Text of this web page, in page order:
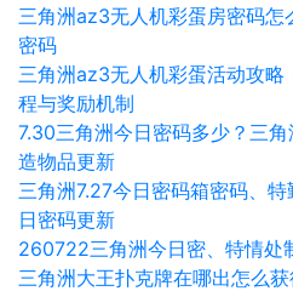
三角洲az3无人机彩蛋房密码怎
密码
三角洲az3无人机彩蛋活动攻略
程与奖励机制
7.30三角洲今日密码多少？三
造物品更新
三角洲7.27今日密码箱密码、
日密码更新
260722三角洲今日密、特情处
三角洲大王扑克牌在哪出怎么